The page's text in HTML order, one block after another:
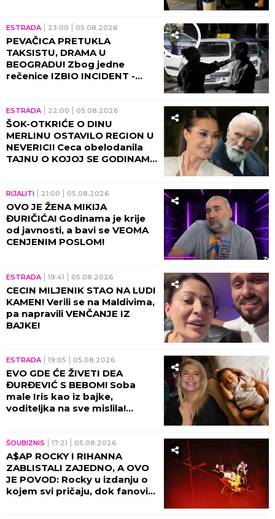
ESTRADA 23:00 05.08.2026
PEVAČICA PRETUKLA
TAKSISTU, DRAMA U
BEOGRADU! Zbog jedne
rečenice IZBIO INCIDENT -
ESTRADA 22:00 05.08.2026
ŠOK-OTKRIĆE O DINU
MERLINU OSTAVILO REGION U
NEVERICI! Ceca obelodanila
TAJNU O KOJOJ SE GODINAMA
RIJALITI 21:00 05.08.2026
OVO JE ŽENA MIKIJA
ĐURIČIĆA! Godinama je krije
od javnosti, a bavi se VEOMA
CENJENIM POSLOM!
ESTRADA 19:41 05.08.2026
CECIN MILJENIK STAO NA LUDI
KAMEN! Verili se na Maldivima,
pa napravili VENČANJE IZ
BAJKE!
ESTRADA 19:05 05.08.2026
EVO GDE ĆE ŽIVETI DEA
ĐURĐEVIĆ S BEBOM! Soba
male Iris kao iz bajke,
voditeljka na sve mislila!
ŠOUBIZNIS 17:21 05.08.2026
A$AP ROCKY I RIHANNA
ZABLISTALI ZAJEDNO, A OVO
JE POVOD: Rocky u izdanju o
kojem svi pričaju, dok fanovi